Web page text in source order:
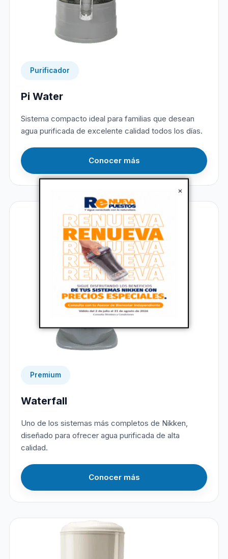
×
Purificador
Pi Water
Sistema compacto ideal para familias que desean
agua purificada de excelente calidad todos los días.
Conocer más
Premium
Waterfall
Uno de los sistemas más completos de Nikken,
diseñado para ofrecer agua purificada de alta
calidad.
Conocer más